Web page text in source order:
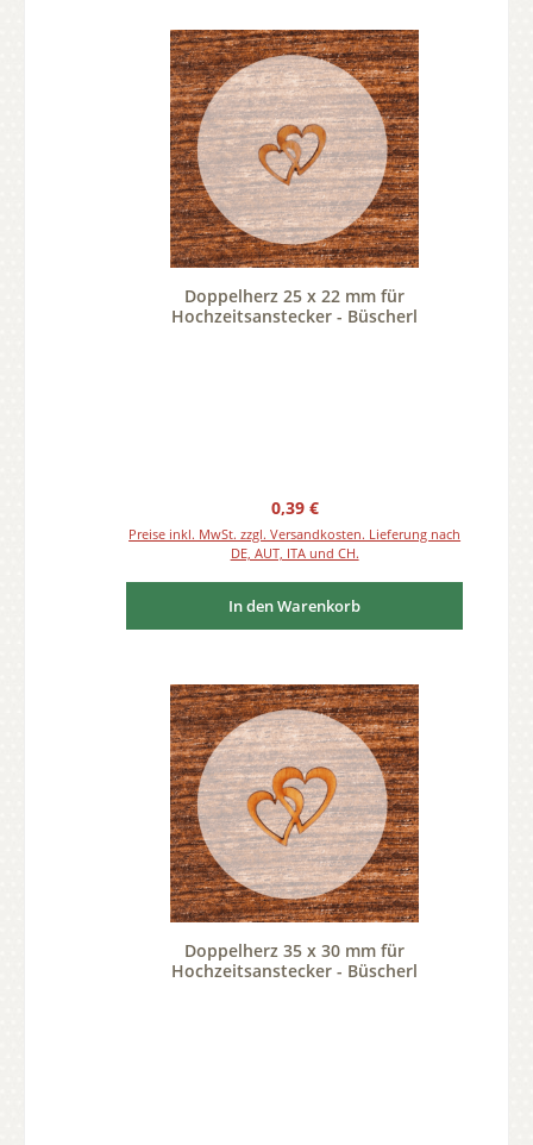
Doppelherz 25 x 22 mm für
Hochzeitsanstecker - Büscherl
Regulärer Preis:
0,39 €
Preise inkl. MwSt. zzgl. Versandkosten. Lieferung nach
DE, AUT, ITA und CH.
In den Warenkorb
Doppelherz 35 x 30 mm für
Hochzeitsanstecker - Büscherl